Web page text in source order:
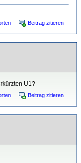
Beitrag zitieren
U1?
Beitrag zitieren